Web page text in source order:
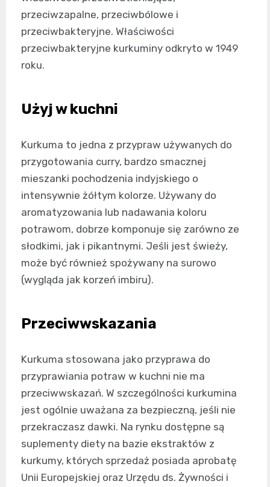
przeciwzapalne, przeciwbólowe i
przeciwbakteryjne. Właściwości
przeciwbakteryjne kurkuminy odkryto w 1949
roku.
Użyj w kuchni
Kurkuma to jedna z przypraw używanych do
przygotowania curry, bardzo smacznej
mieszanki pochodzenia indyjskiego o
intensywnie żółtym kolorze. Używany do
aromatyzowania lub nadawania koloru
potrawom, dobrze komponuje się zarówno ze
słodkimi, jak i pikantnymi. Jeśli jest świeży,
może być również spożywany na surowo
(wygląda jak korzeń imbiru).
Przeciwwskazania
Kurkuma stosowana jako przyprawa do
przyprawiania potraw w kuchni nie ma
przeciwwskazań. W szczególności kurkumina
jest ogólnie uważana za bezpieczną, jeśli nie
przekraczasz dawki. Na rynku dostępne są
suplementy diety na bazie ekstraktów z
kurkumy, których sprzedaż posiada aprobatę
Unii Europejskiej oraz Urzędu ds. Żywności i